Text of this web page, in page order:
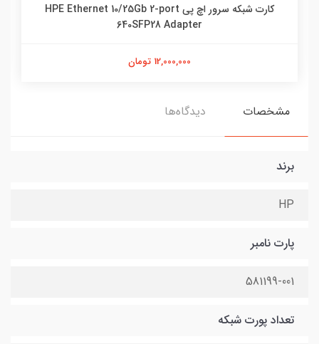
کارت شبکه سرور اچ پی HPE Ethernet 10/25Gb 2-port
640SFP28 Adapter
12,000,000 تومان
مشخصات دیدگاه‌ها
برند
HP
پارت نامبر
581199-001
تعداد پورت شبکه